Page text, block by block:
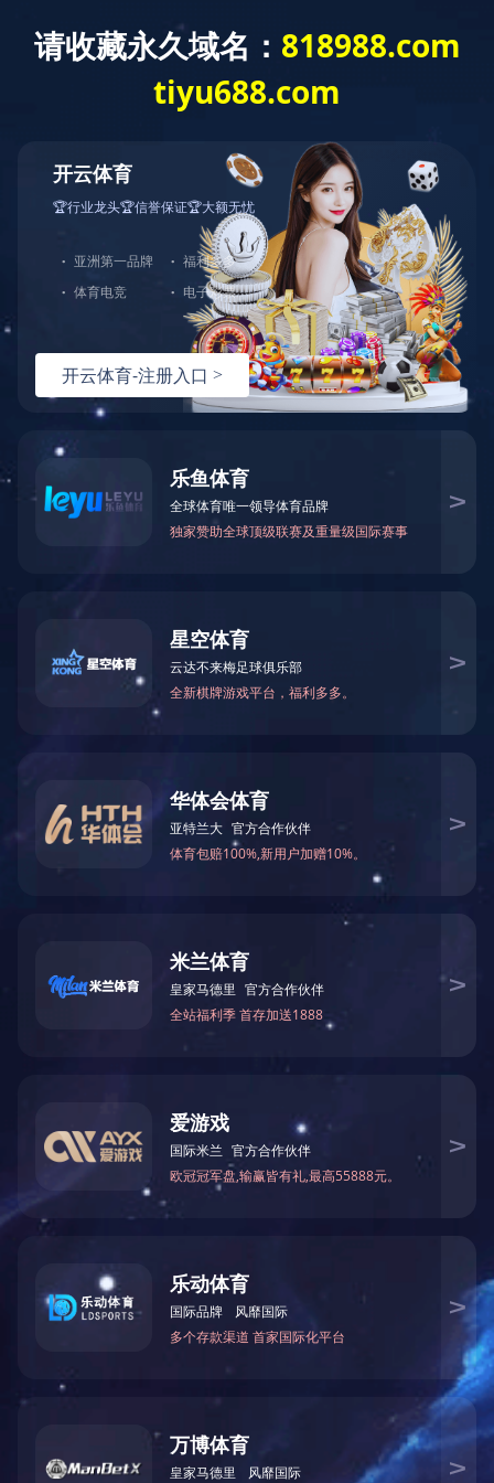
您当前的位置：JIUYOU.COM-九游（中国） >>产品实拍
产品实拍
VISHAY
更新时间 2022-02-25 19:33:12 阅读
KYOWA
下一篇：BLACOH
联络我们
座机：025-85565586
微信